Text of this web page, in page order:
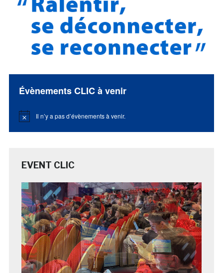
Évènements CLIC à venir
Notice Il n’y a pas d’évènements à venir.
EVENT CLIC